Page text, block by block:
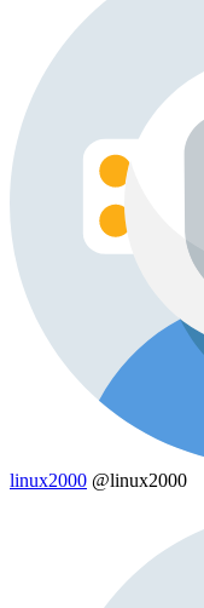
linux2000 @linux2000